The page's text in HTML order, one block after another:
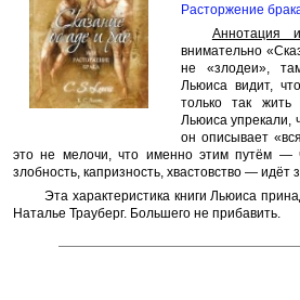
Расторжение
Аннотация
внимательно
не «злодеи»,
Льюиса видит,
только так
Льюиса упрекали,
он описывает
это не мелочи, что именно этим путём —
злобность, капризность, хвастовство — идёт
Эта характеристика книги Льюиса
Наталье Трауберг. Большего не прибавить.